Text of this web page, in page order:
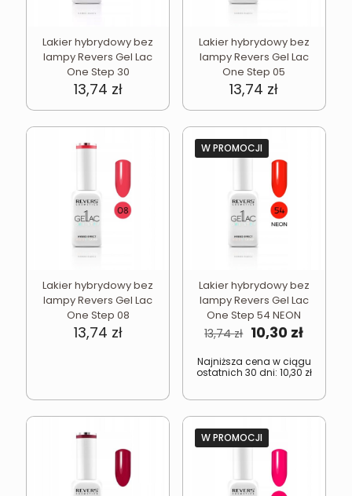
Lakier hybrydowy bez
lampy Revers Gel Lac
One Step 30
13,74 zł
Lakier hybrydowy bez
lampy Revers Gel Lac
One Step 05
13,74 zł
Lakier hybrydowy bez
lampy Revers Gel Lac
One Step 08
13,74 zł
W PROMOCJI
Lakier hybrydowy bez
lampy Revers Gel Lac
One Step 54 NEON
13,74zł Pierwotna
wynosiła:
13,74 zł.
10,30 zł
10,30
Najniższa cena w ciągu
ostatnich 30 dni: 10,30 zł
W PROMOCJI